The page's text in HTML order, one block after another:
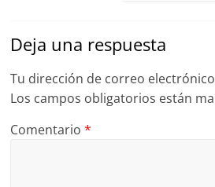
Deja una respuesta
Tu dirección de correo
Los campos obligatorios están
Comentario*